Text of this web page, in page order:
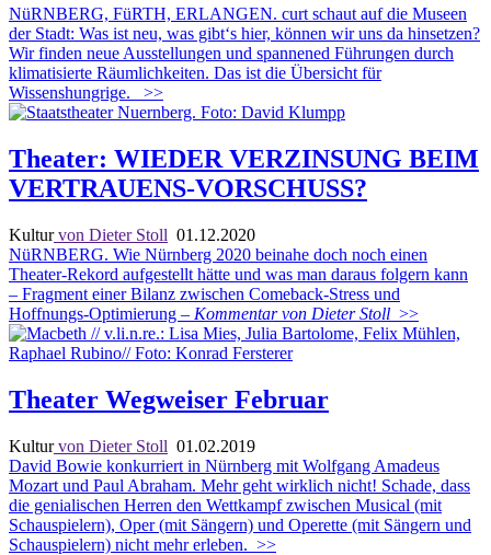
NüRNBERG, FüRTH, ERLANGEN. curt schaut auf die Museen
der Stadt: Was ist neu, was gibt‘s hier, können wir uns da hinsetzen?
Wir finden neue Ausstellungen und spannened Führungen durch
klimatisierte Räumlichkeiten. Das ist die Übersicht für
Wissenshungrige.
>>
Theater: WIEDER VERZINSUNG BEIM
VERTRAUENS-VORSCHUSS?
Kulturvon Dieter Stoll 01.12.2020
NüRNBERG. Wie Nürnberg 2020 beinahe doch noch einen
Theater-Rekord aufgestellt hätte und was man daraus folgern kann
– Fragment einer Bilanz zwischen Comeback-Stress und
Hoffnungs-Optimierung – Kommentar von Dieter Stoll >>
Theater Wegweiser Februar
Kulturvon Dieter Stoll 01.02.2019
David Bowie konkurriert in Nürnberg mit Wolfgang Amadeus
Mozart und Paul Abraham. Mehr geht wirklich nicht! Schade, dass
die genialischen Herren den Wettkampf zwischen Musical (mit
Schauspielern), Oper (mit Sängern) und Operette (mit Sängern und
Schauspielern) nicht mehr erleben. >>